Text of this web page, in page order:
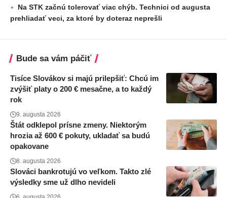
Na STK začnú tolerovať viac chýb. Technici od augusta
prehliadať veci, za ktoré by doteraz neprešli
Bude sa vám páčiť
Tisíce Slovákov si majú prilepšiť: Chcú im
zvýšiť platy o 200 € mesačne, a to každý
rok
9. augusta 2026
Štát odklepol prísne zmeny. Niektorým
hrozia až 600 € pokuty, ukladať sa budú
opakovane
8. augusta 2026
Slováci bankrotujú vo veľkom. Takto zlé
výsledky sme už dlho nevideli